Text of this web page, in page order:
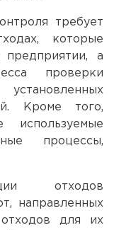
требует
которые
а
проверки
Кроме того,
используемые
процессы,
отходов
направленных
для их